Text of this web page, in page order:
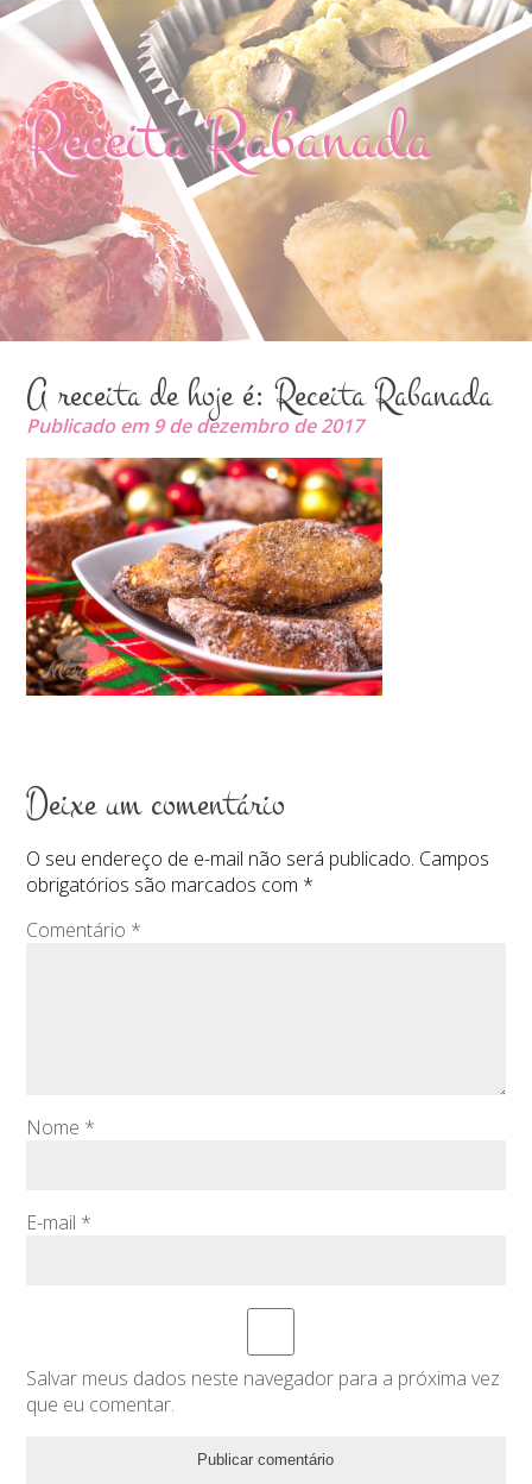
Receita Rabanada
A receita de hoje é: Receita Rabanada
Publicado em 9 de dezembro de 2017
Deixe um comentário
O seu endereço de e-mail não será publicado. Campos
obrigatórios são marcados com *
Comentário *
Nome *
E-mail *
Salvar meus dados neste navegador para a próxima vez
que eu comentar.